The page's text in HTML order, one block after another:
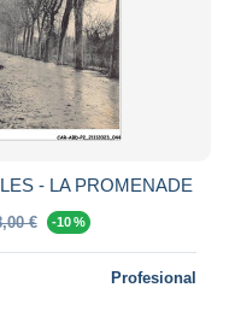
- LA PROMENADE
€ -10 %
Profesional